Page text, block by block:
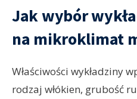
Jak wybór
na mikroklimat
Właściwości wykładziny
rodzaj włókien, grubość